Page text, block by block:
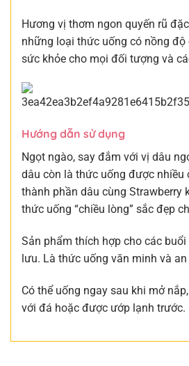
Hương vị thơm ngon quyến rũ
những loại thức uống có nồng độ
sức khỏe cho mọi đối tượng và
Hướng dẫn sử dụng
Ngọt ngào, say đắm với vị dâu
dâu còn là thức uống được nhiều
thành phần dâu cùng Strawberry
thức uống “chiều lòng” sắc đẹp
Sản phẩm thích hợp cho các
lưu. Là thức uống văn minh và
Có thể uống ngay sau khi mở
với đá hoặc được ướp lạnh trước.